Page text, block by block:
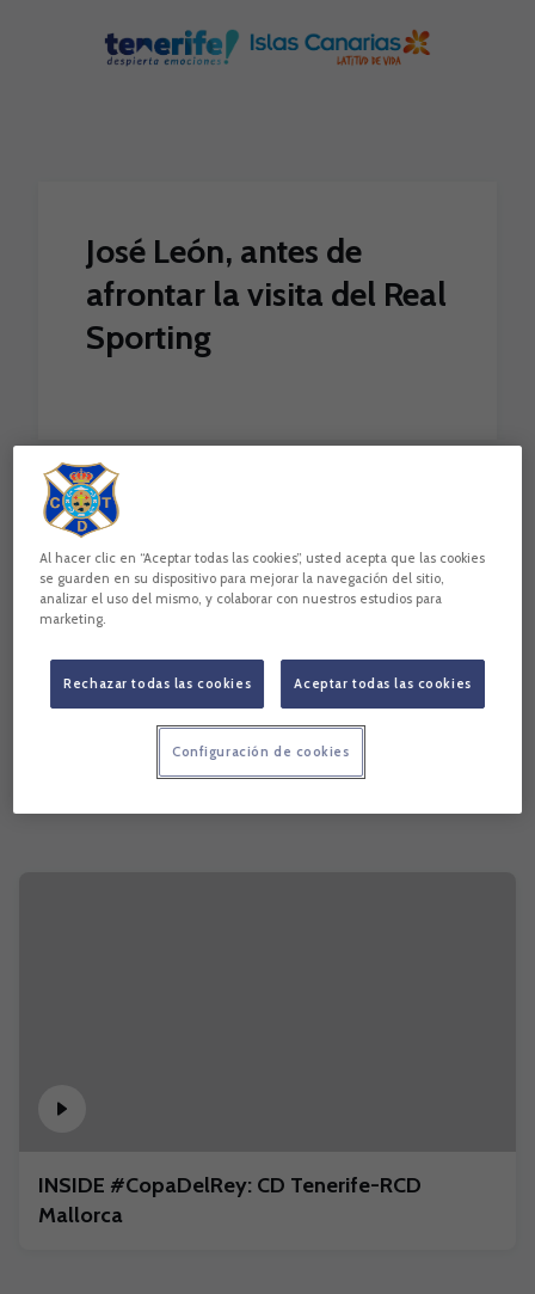
José León, antes de
afrontar la visita del Real
Sporting
INSIDE #CopaDelRey: CD Tenerife-RCD
Mallorca
Al hacer clic en “Aceptar todas las cookies”, usted acepta que las cookies
se guarden en su dispositivo para mejorar la navegación del sitio,
analizar el uso del mismo, y colaborar con nuestros estudios para
marketing.
Rechazar todas las cookies Aceptar todas las cookies
Configuración de cookies